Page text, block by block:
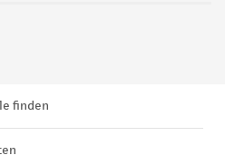
finden